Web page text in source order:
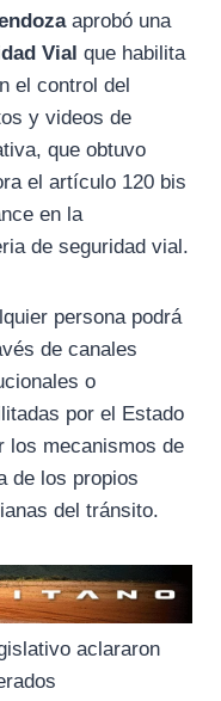
aprobó una
Vial que habilita
el control del
y videos de
que obtuvo
el artículo 120 bis
en la
de seguridad vial.
persona podrá
de canales
o
por el Estado
los mecanismos de
de los propios
del tránsito.
aclararon